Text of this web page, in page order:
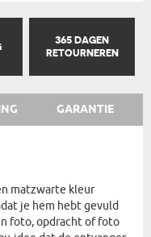
365 DAGEN
RETOURNEREN
GARANTIE
matzwarte kleur
je hem hebt gevuld
foto, opdracht of foto